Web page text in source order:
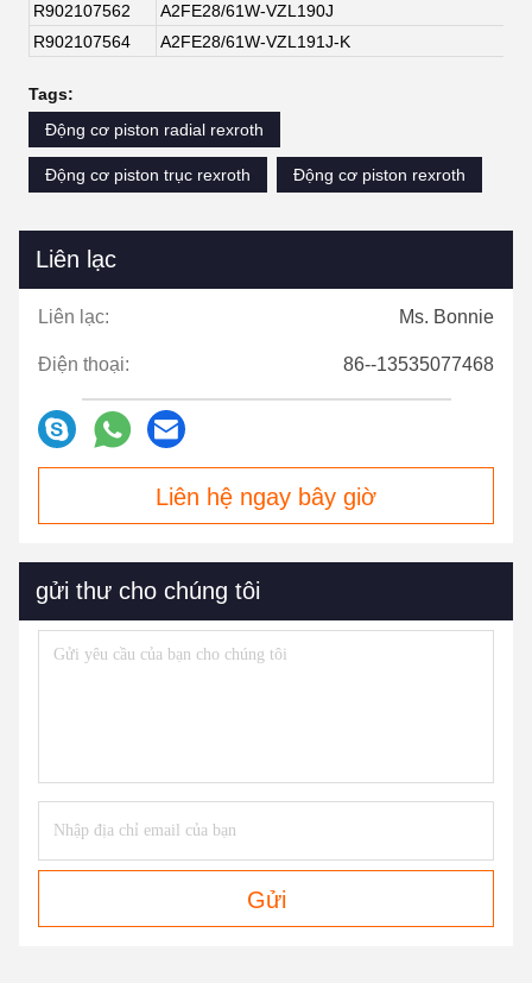
R902107562
A2FE28/61W-VZL190J
R902107564
A2FE28/61W-VZL191J-K
Tags:
Động cơ piston radial rexroth
Động cơ piston trục rexroth Động cơ piston rexroth
Liên lạc
Liên lạc: Ms. Bonnie
Điện thoại: 86--13535077468
Liên hệ ngay bây giờ
gửi thư cho chúng tôi
Gửi